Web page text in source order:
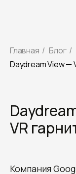
Главная / Блог /
Daydream View —
VR
Компания